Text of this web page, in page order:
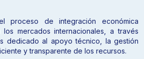
proceso de integración económica
mercados internacionales, a través
dedicado al apoyo técnico, la gestión
y transparente de los recursos.